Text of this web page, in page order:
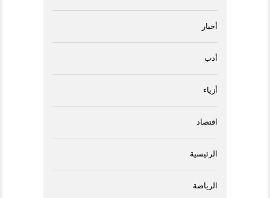
أخبار
أدب
أزياء
اقتصاد
الرئيسية
الرياضة